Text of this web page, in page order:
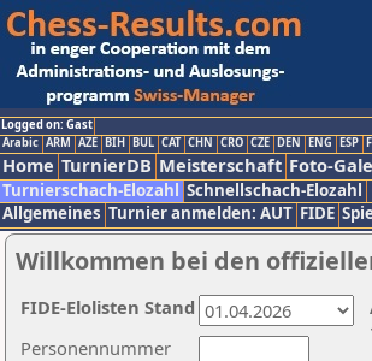
Logged on: Gast
Arabic ARM AZE BIH BUL CAT CHN CRO CZE DEN ENG ESP
Home TurnierDB Meisterschaft Foto-
Turnierschach-Elozahl Schnellschach-Elozahl
Allgemeines Turnier anmelden: AUT FIDE
Willkommen bei den
Personennummer
FIDE-Elolisten Stand